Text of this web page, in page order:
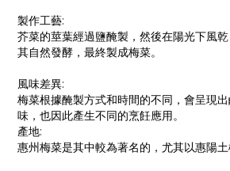
製作工藝:
芥菜的莖葉經過鹽醃製，然後在陽光下風
其自然發酵，最終製成梅菜。
風味差異:
梅菜根據醃製方式和時間的不同，會呈現
味，也因此產生不同的烹飪應用。
產地:
惠州梅菜是其中較為著名的，尤其以惠陽